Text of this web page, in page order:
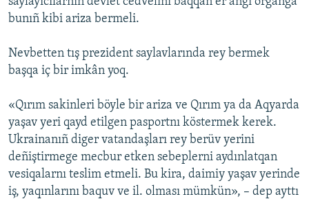
RFE/RS bütün saytları
bunıñ kibi ariza bermeli.
Nevbetten tış prezident saylavlarında rey bermek
başqa iç bir imkân yoq.
«Qırım sakinleri böyle bir ariza ve Qırım ya da Aqyarda
yaşav yeri qayd etilgen pasportnı köstermek kerek.
Ukrainanıñ diger vatandaşları rey berüv yerini
deñiştirmege mecbur etken sebeplerni aydınlatqan
vesiqalarnı teslim etmeli. Bu kira, daimiy yaşav yerinde
iş, yaqınlarını baquv ve il. olması mümkün», – dep ayttı